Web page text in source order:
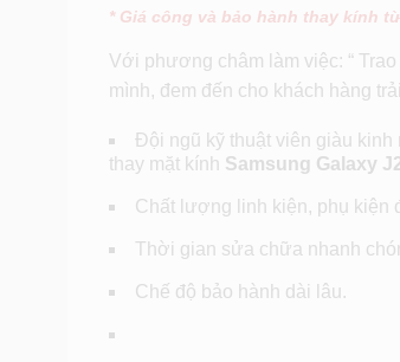
* Giá công và bảo hành thay kính
Với phương châm làm việc: “
mình, đem đến cho khách hàng
Đội ngũ kỹ thuật viên giàu kinh
thay mặt kính Samsung Galaxy
Chất lượng linh kiện, phụ kiện
Thời gian sửa chữa nhanh
Chế độ bảo hành dài lâu.